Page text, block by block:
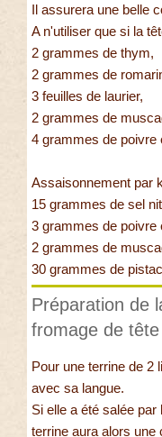
Il assurera une belle
A n'utiliser que si la
2 grammes de thym,
2 grammes de
3 feuilles de laurier,
2 grammes de
4 grammes de poivre
Assaisonnement par
15 grammes de sel
3 grammes de poivre
2 grammes de
30 grammes de
Préparation de
fromage de
Pour une terrine de 2
avec sa langue.
Si elle a été salée
terrine aura alors une